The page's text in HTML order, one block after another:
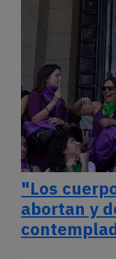
"Los
abortan y